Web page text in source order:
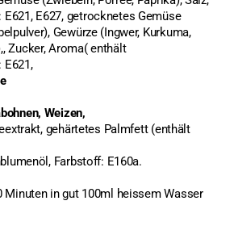
E627, getrocknetes Gemüse
Gewürze (Ingwer, Kurkuma,
Zucker, Aroma( enthält
Weizen,
gehärtetes Palmfett (enthält
Farbstoff: E160a.
Minuten in gut 100ml heissem Wasser